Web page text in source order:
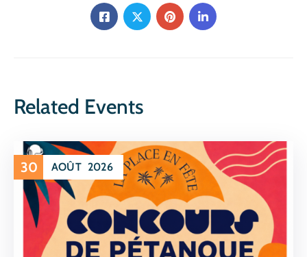
Related Events
30 AOÛT 2026